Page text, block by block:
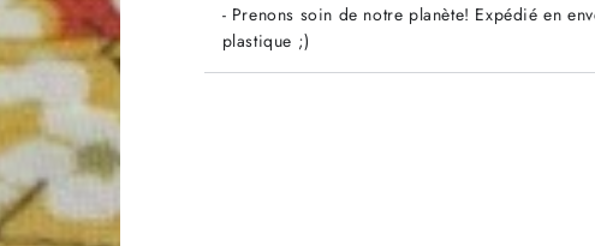
- Prenons soin de notre planète! Expédié en
plastique ;)